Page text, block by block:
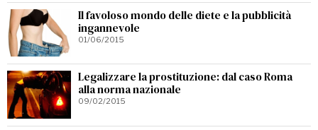
Il favoloso mondo delle diete e la pubblicità
ingannevole
01/06/2015
Legalizzare la prostituzione: dal caso Roma
alla norma nazionale
09/02/2015